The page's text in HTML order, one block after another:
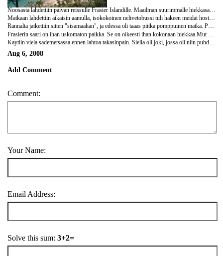
Noosasta lahdettiin paivan reissulle Frasier Islandille. Maailman suurimmalle hiekkasaarelle. Valittiin kiiresyista vaan yhden paivan reissu, muut olis ollu kahden/kolmen paivan reissuja.
Matkaan lahdettiin aikaisin aamulla, isokokoinen nelivetobussi tuli hakeen meidat hostellin edesta puol kuus. Matka Noosasta Rainbowbeachille, joka on aivan saaren kupeessa, kesti parisen tuntia. Ajettiin rannalla melkein koko matka sinne, tosin loppuvaiheessa poikettiin ihan tehdylle tielle. Tehdylla tarkoitan siis sita, etta vaan puut oli raivattu edesta pois! Matka oli kovin pomppuinen, tuntu ihan silta, etta olis jossain huvipuistolaitteessa. Ajo oli niin epatasaista. Ja kuskin kommenteista sai aika hyvin tietaa etukateen, millainen pomppu on tulossa. Jos siis karsit matkapahoinvoinnista, ei Frasierille kannata lahtea muuta kun kavellen. Kaikki saaren tiet on nimittain samanlaisia. Matkalla ensimmaiseen etappiin nahtiin ensimmainen elukka, valas. Rainbow Beachilta haettiin mukaan hollantilainen perhe, ja jatkettiin saarelle lautalla. Ajettiin hiekalla taas piiitka matka, ja nahtiin melkein ensimmaisena toinen elukka, delfiini, joka ui iiiiiiiihan rannan tuntumassa. Melkein heti sen jalkeen tormattiin dingoon. Pysahdyttiin ihan sen viereen, eika se nayttanyt pelkaavan meita.Otettiin siita kuvia auton ikkunasta. Vahan matkan paasta pysahdyttiin lounasteelle ja kekseille. Frasier on hassu saari. Siella on paljon makean veden lahteita, ja kuski kertoikin, etta sielta valuu niiiiiiin paljon vetta mereen joka paiva, etta silla elais jotain 300 000tuhatta ihmista.. Siella hiekkarannalla oli ihan sellaisia joentapaisia, joista valui makeaa vetta mereen.
Rannalta jatkettiin sitten "sisamaahan", ja edessa oli taaas piitka pomppuinen matka. Pysahdyttiin lake Mackenzille(en oo ihan varma nyt miten se kirjotetaan),tosi kirkkaan jarven aarelle. Meille annettiin tunti aikaa uida ja tutkia paikkoja, ja sen jalkeen oli lounaan aika. Ja kylla uitiinkin, vesi oli kylmaa, mutta ei se haitannut. Ja vesi, se oli uskomattoman kirkasta, ihan rannan tuntumassa vaaleensinista, mutta sitte se muuttu yhtakkia tummemmaks ku mennaan syvemalle. Siella kuljeskeli villi dingo ihan tyynesti kaikkien ihmisten seassa, se yritti pollia joidenkin ihmisten repun :D Mutta oikeesti, dingot voi olla vaarallisia. Ne syo kuulemma kaikkea, mitka on niita pienempia, myos lapsia!!
Aug 6, 2008
Add Comment
Comment:
Your Name:
Email Address:
Solve this sum: 3+2=